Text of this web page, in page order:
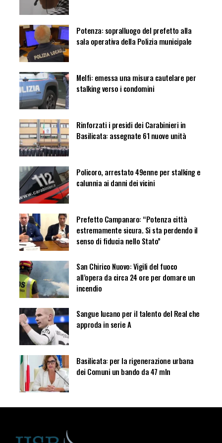
Potenza: sopralluogo del prefetto alla
sala operativa della Polizia municipale
Melfi: emessa una misura cautelare per
stalking verso i condomini
Rinforzati i presidi dei Carabinieri in
Basilicata: assegnate 61 nuove unità
Policoro, arrestato 49enne per stalking e
calunnia ai danni dei vicini
Prefetto Campanaro: “Potenza città
estremamente sicura. Si sta perdendo il
senso di fiducia nello Stato”
San Chirico Nuovo: Vigili del fuoco
all’opera da circa 24 ore per domare un
incendio
Sangue lucano per il talento del Real che
approda in serie A
Basilicata: per la rigenerazione urbana
dei Comuni un bando da 47 mln